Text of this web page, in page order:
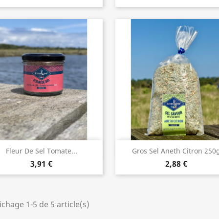
Fleur De Sel Tomate...
3,91 €
Aperçu rapide Gros Sel Aneth Citron
2,88 €
Aperçu rapide
1-5 de 5 article(s)